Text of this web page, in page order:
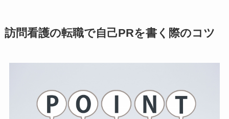
訪問看護の転職で自己PRを書く際のコツ